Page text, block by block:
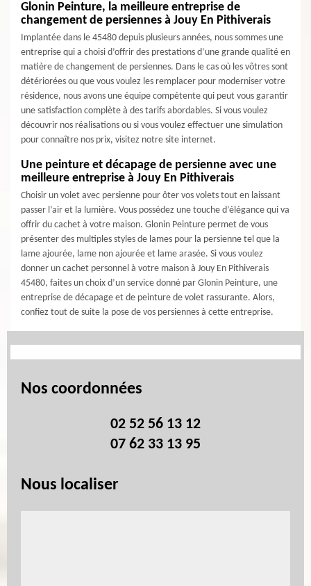
Glonin Peinture, la meilleure entreprise de
changement de persiennes à Jouy En Pithiverais
Implantée dans le 45480 depuis plusieurs années, nous sommes une
entreprise qui a choisi d’offrir des prestations d’une grande qualité en
matière de changement de persiennes. Dans le cas où les vôtres sont
détériorées ou que vous voulez les remplacer pour moderniser votre
résidence, nous avons une équipe compétente qui peut vous garantir
une satisfaction complète à des tarifs abordables. Si vous voulez
découvrir nos réalisations ou si vous voulez effectuer une simulation
pour connaître nos prix, visitez notre site internet.
Une peinture et décapage de persienne avec une
meilleure entreprise à Jouy En Pithiverais
Choisir un volet avec persienne pour ôter vos volets tout en laissant
passer l’air et la lumière. Vous possédez une touche d’élégance qui va
offrir du cachet à votre maison. Glonin Peinture permet de vous
présenter des multiples styles de lames pour la persienne tel que la
lame ajourée, lame non ajourée et lame arasée. Si vous voulez
donner un cachet personnel à votre maison à Jouy En Pithiverais
45480, faites un choix d’un service donné par Glonin Peinture, une
entreprise de décapage et de peinture de volet rassurante. Alors,
confiez tout de suite la pose de vos persiennes à cette entreprise.
Nos coordonnées
02 52 56 13 12
07 62 33 13 95
Nous localiser